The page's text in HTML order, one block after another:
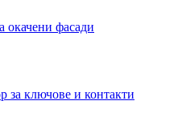
окачени фасади
за ключове и контакти